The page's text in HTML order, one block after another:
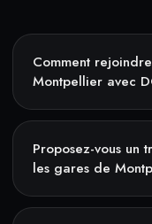
Comment
Montpellier avec
Proposez-vous un
les gares de